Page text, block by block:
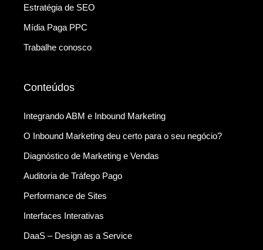
Estratégia de SEO
Mídia Paga PPC
Trabalhe conosco
Conteúdos
Integrando ABM e Inbound Marketing
O Inbound Marketing deu certo para o seu negócio?
Diagnóstico de Marketing e Vendas
Auditoria de Tráfego Pago
Performance de Sites
Interfaces Interativas
DaaS – Design as a Service